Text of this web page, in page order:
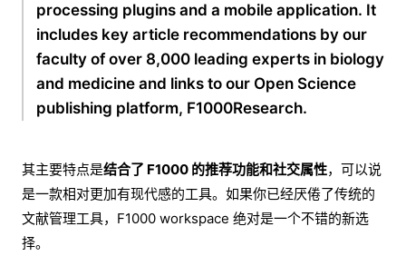
processing plugins and a mobile application. It
includes key article recommendations by our
faculty of over 8,000 leading experts in biology
and medicine and links to our Open Science
publishing platform, F1000Research.
其主要特点是结合了 F1000 的推荐功能和社交属性，可以说
是一款相对更加有现代感的工具。如果你已经厌倦了传统的
文献管理工具，F1000 workspace 绝对是一个不错的新选
择。